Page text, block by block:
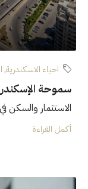
احياء الاسكندرية,
سموحة الإسكندرية 2026 | تحديث الأسعار
الاستثمار والسكن
أكمل القراءة